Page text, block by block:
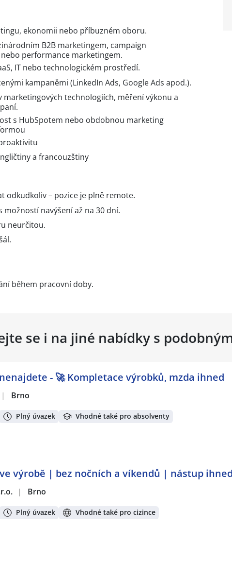
ekonomii nebo příbuzném oboru.
B2B marketingem, campaign
performance marketingem.
IT nebo technologickém prostředí.
kampaněmi (LinkedIn Ads, Google Ads apod.).
marketingových technologiích, měření výkonu a
s HubSpotem nebo obdobnou marketing
a francouzštiny
odkudkoliv – pozice je plně remote.
možností navýšení až na 30 dní.
neurčitou.
během pracovní doby.
se i na jiné nabídky s
- 🚀 Kompletace výrobků, mzda ihned
| Brno
Plný úvazek Vhodné také pro absolventy
výrobě | bez nočních a víkendů | nástup ihned
| Brno
Plný úvazek Vhodné také pro cizince